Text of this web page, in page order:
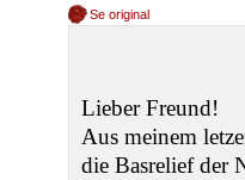
Se original
Lieber Freund!
Aus meinem
die Basrelief der